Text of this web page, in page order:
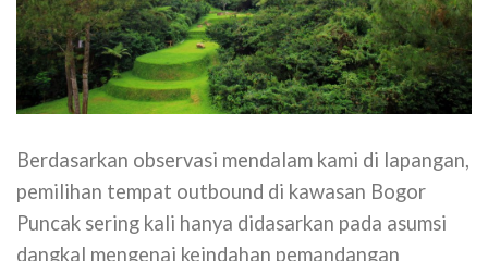
Berdasarkan observasi mendalam kami di lapangan,
pemilihan tempat outbound di kawasan Bogor
Puncak sering kali hanya didasarkan pada asumsi
dangkal mengenai keindahan pemandangan